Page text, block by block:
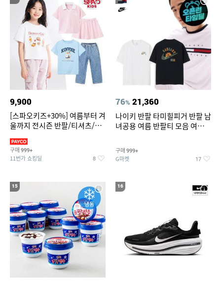
9,900
[스파오키즈+30%] 여름부터 겨
울까지 전시즌 반팔/티셔츠/셋
구매 999+
11번가 쇼킹딜 8
76% 21,360
나이키 반팔 타미힐피거 반팔 남
녀공용 여름 반팔티 모음 여름
구매 999+
G마켓 17
15 16